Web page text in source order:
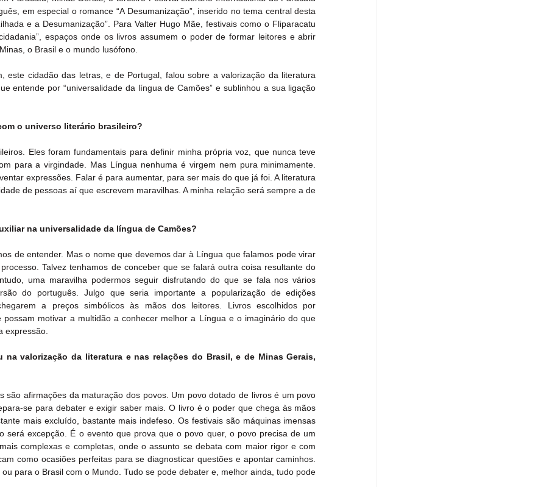
em especial o romance “A Desumanização”, inserido no tema central desta
e a Desumanização”. Para Valter Hugo Mãe, festivais como o Fliparacatu
espaços onde os livros assumem o poder de formar leitores e abrir
o Brasil e o mundo lusófono.
este cidadão das letras, e de Portugal, falou sobre a valorização da literatura
entende por “universalidade da língua de Camões” e sublinhou a sua ligação
o universo literário brasileiro?
Eles foram fundamentais para definir minha própria voz, que nunca teve
para a virgindade. Mas Língua nenhuma é virgem nem pura minimamente.
expressões. Falar é para aumentar, para ser mais do que já foi. A literatura
de pessoas aí que escrevem maravilhas. A minha relação será sempre a de
na universalidade da língua de Camões?
de entender. Mas o nome que devemos dar à Língua que falamos pode virar
Talvez tenhamos de conceber que se falará outra coisa resultante do
uma maravilha podermos seguir disfrutando do que se fala nos vários
do português. Julgo que seria importante a popularização de edições
a preços simbólicos às mãos dos leitores. Livros escolhidos por
possam motivar a multidão a conhecer melhor a Língua e o imaginário do que
expressão.
na valorização da literatura e nas relações do Brasil, e de Minas Gerais,
são afirmações da maturação dos povos. Um povo dotado de livros é um povo
se para debater e exigir saber mais. O livro é o poder que chega às mãos
mais excluído, bastante mais indefeso. Os festivais são máquinas imensas
será excepção. É o evento que prova que o povo quer, o povo precisa de um
complexas e completas, onde o assunto se debata com maior rigor e com
como ocasiões perfeitas para se diagnosticar questões e apontar caminhos.
para o Brasil com o Mundo. Tudo se pode debater e, melhor ainda, tudo pode